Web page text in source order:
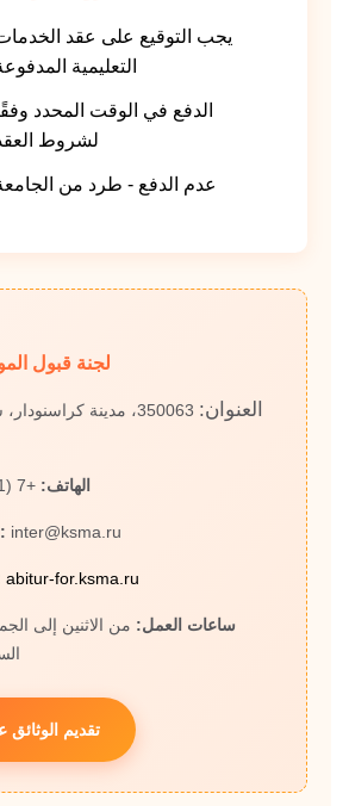
يجب التوقيع على عقد
التعليمية
الدفع في الوقت المحدد
لشروط
عدم الدفع - طرد من
لجنة قبول
العنوان:
350063، مدينة
الهاتف: +7 (861) 123-45-67
البريد الإلكتروني: inter@ksma.ru
abitur-for.ksma.ru
ساعات العمل:
السبت
تقديم الوثائق